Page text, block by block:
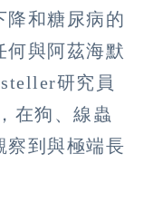
降和糖尿病的
何與阿茲海默
研究員
在狗、線蟲
察到與極端長